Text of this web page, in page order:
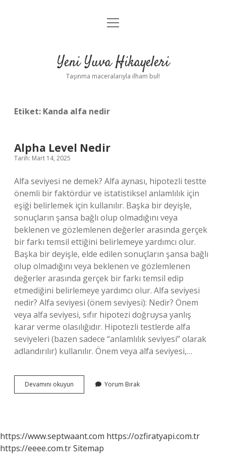
Anasayfa
Yasal Uyarı
menüyü
Yeni Yuva Hikayeleri
Taşınma maceralarıyla ilham bul!
Etiket: Kanda alfa nedir
Alpha Level Nedir
Tarih: Mart 14, 2025
Alfa seviyesi ne demek? Alfa aynası, hipotezli testte
önemli bir faktördür ve istatistiksel anlamlılık için
eşiği belirlemek için kullanılır. Başka bir deyişle,
sonuçların şansa bağlı olup olmadığını veya
beklenen ve gözlemlenen değerler arasında gerçek
bir farkı temsil ettiğini belirlemeye yardımcı olur.
Başka bir deyişle, elde edilen sonuçların şansa bağlı
olup olmadığını veya beklenen ve gözlemlenen
değerler arasında gerçek bir farkı temsil edip
etmediğini belirlemeye yardımcı olur. Alfa seviyesi
nedir? Alfa seviyesi (önem seviyesi): Nedir? Önem
veya alfa seviyesi, sıfır hipotezi doğruysa yanlış
karar verme olasılığıdır. Hipotezli testlerde alfa
seviyeleri (bazen sadece “anlamlılık seviyesi” olarak
adlandırılır) kullanılır. Önem veya alfa seviyesi,…
Devamını okuyun
Level
Yorum Bırak
https://www.septwaant.com https://ozfiratyapi.com.tr
https://eeee.com.trSitemap